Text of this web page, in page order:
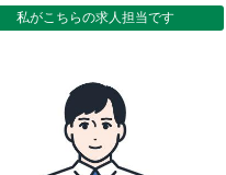
私がこちらの求人担当です